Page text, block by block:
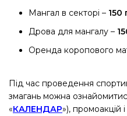
Мангал в секторі – 150
Дрова для мангалу – 1
Оренда коропового
Під час проведення
змагань можна
«КАЛЕНДАР»), промоакцій